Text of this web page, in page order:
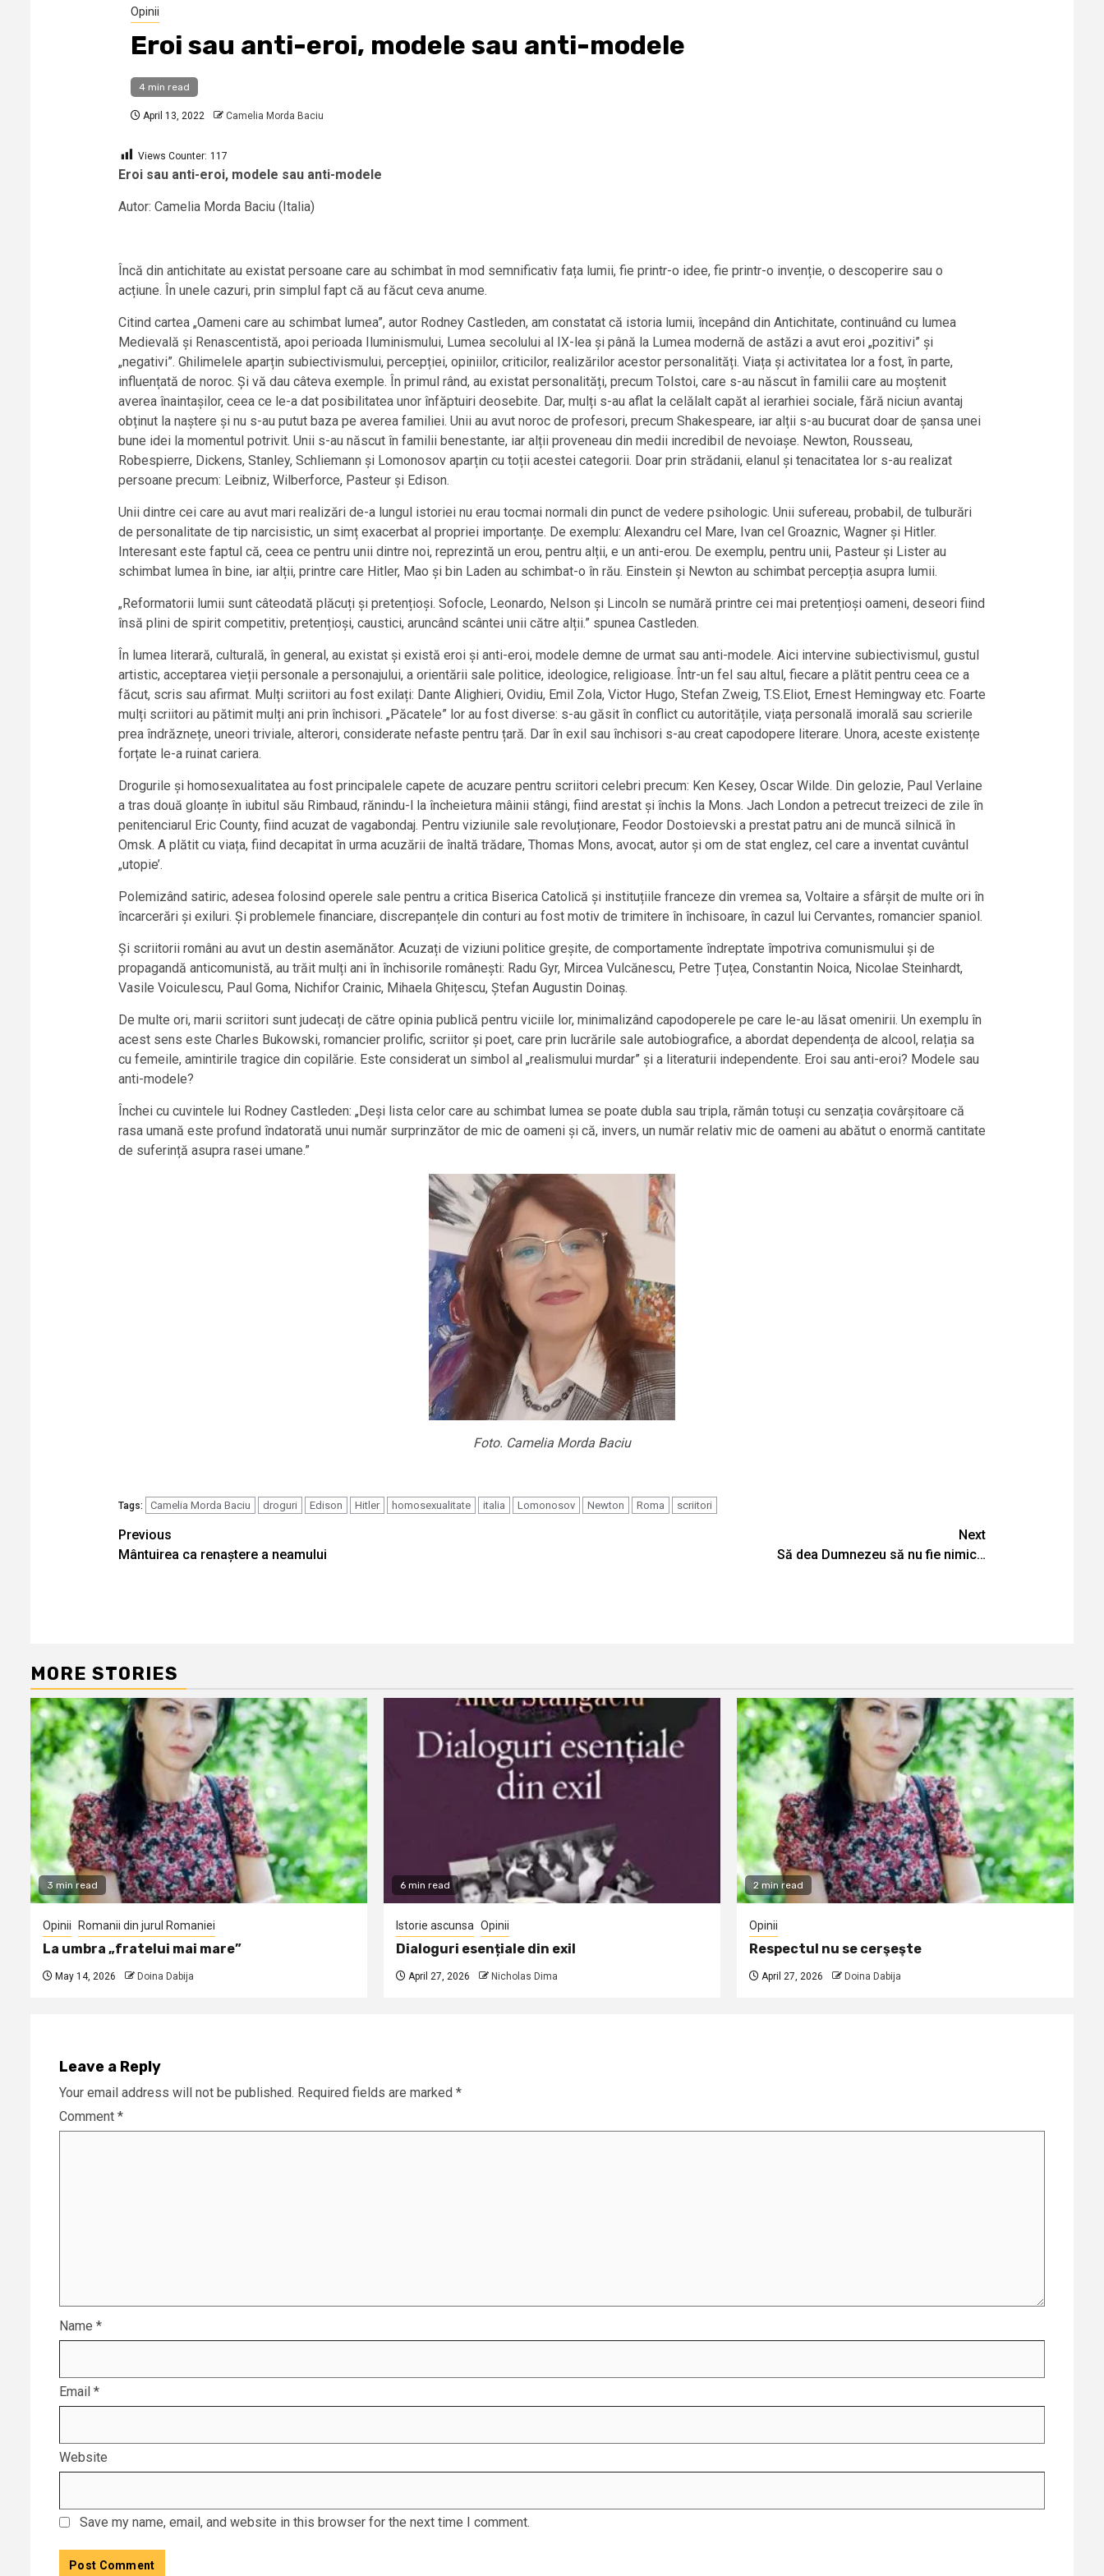
Opinii
Eroi sau anti-eroi, modele sau anti-modele
4 min read
April 13, 2022 Camelia Morda Baciu
Views Counter: 117
Eroi sau anti-eroi, modele sau anti-modele
Autor: Camelia Morda Baciu (Italia)
Încă din antichitate au existat persoane care au schimbat în mod semnificativ fața lumii, fie printr-o idee, fie printr-o invenție, o descoperire sau o
acțiune. În unele cazuri, prin simplul fapt că au făcut ceva anume.
Citind cartea „Oameni care au schimbat lumea”, autor Rodney Castleden, am constatat că istoria lumii, începând din Antichitate, continuând cu lumea
Medievală și Renascentistă, apoi perioada Iluminismului, Lumea secolului al IX-lea și până la Lumea modernă de astăzi a avut eroi „pozitivi” și
„negativi”. Ghilimelele aparțin subiectivismului, percepției, opiniilor, criticilor, realizărilor acestor personalități. Viața și activitatea lor a fost, în parte,
influențată de noroc. Și vă dau câteva exemple. În primul rând, au existat personalități, precum Tolstoi, care s-au născut în familii care au moștenit
averea înaintașilor, ceea ce le-a dat posibilitatea unor înfăptuiri deosebite. Dar, mulți s-au aflat la celălalt capăt al ierarhiei sociale, fără niciun avantaj
obținut la naștere și nu s-au putut baza pe averea familiei. Unii au avut noroc de profesori, precum Shakespeare, iar alții s-au bucurat doar de șansa unei
bune idei la momentul potrivit. Unii s-au născut în familii benestante, iar alții proveneau din medii incredibil de nevoiașe. Newton, Rousseau,
Robespierre, Dickens, Stanley, Schliemann și Lomonosov aparțin cu toții acestei categorii. Doar prin strădanii, elanul și tenacitatea lor s-au realizat
persoane precum: Leibniz, Wilberforce, Pasteur și Edison.
Unii dintre cei care au avut mari realizări de-a lungul istoriei nu erau tocmai normali din punct de vedere psihologic. Unii sufereau, probabil, de tulburări
de personalitate de tip narcisistic, un simț exacerbat al propriei importanțe. De exemplu: Alexandru cel Mare, Ivan cel Groaznic, Wagner și Hitler.
Interesant este faptul că, ceea ce pentru unii dintre noi, reprezintă un erou, pentru alții, e un anti-erou. De exemplu, pentru unii, Pasteur și Lister au
schimbat lumea în bine, iar alții, printre care Hitler, Mao și bin Laden au schimbat-o în rău. Einstein și Newton au schimbat percepția asupra lumii.
„Reformatorii lumii sunt câteodată plăcuți și pretențioși. Sofocle, Leonardo, Nelson și Lincoln se numără printre cei mai pretențioși oameni, deseori fiind
însă plini de spirit competitiv, pretențioși, caustici, aruncând scântei unii către alții.” spunea Castleden.
În lumea literară, culturală, în general, au existat și există eroi și anti-eroi, modele demne de urmat sau anti-modele. Aici intervine subiectivismul, gustul
artistic, acceptarea vieții personale a personajului, a orientării sale politice, ideologice, religioase. Într-un fel sau altul, fiecare a plătit pentru ceea ce a
făcut, scris sau afirmat. Mulți scriitori au fost exilați: Dante Alighieri, Ovidiu, Emil Zola, Victor Hugo, Stefan Zweig, T.S.Eliot, Ernest Hemingway etc. Foarte
mulți scriitori au pătimit mulți ani prin închisori. „Păcatele” lor au fost diverse: s-au găsit în conflict cu autoritățile, viața personală imorală sau scrierile
prea îndrăznețe, uneori triviale, alterori, considerate nefaste pentru țară. Dar în exil sau închisori s-au creat capodopere literare. Unora, aceste existențe
forțate le-a ruinat cariera.
Drogurile și homosexualitatea au fost principalele capete de acuzare pentru scriitori celebri precum: Ken Kesey, Oscar Wilde. Din gelozie, Paul Verlaine
a tras două gloanțe în iubitul său Rimbaud, rănindu-l la încheietura mâinii stângi, fiind arestat și închis la Mons. Jach London a petrecut treizeci de zile în
penitenciarul Eric County, fiind acuzat de vagabondaj. Pentru viziunile sale revoluționare, Feodor Dostoievski a prestat patru ani de muncă silnică în
Omsk. A plătit cu viața, fiind decapitat în urma acuzării de înaltă trădare, Thomas Mons, avocat, autor și om de stat englez, cel care a inventat cuvântul
„utopie’.
Polemizând satiric, adesea folosind operele sale pentru a critica Biserica Catolică și instituțiile franceze din vremea sa, Voltaire a sfârșit de multe ori în
încarcerări și exiluri. Și problemele financiare, discrepanțele din conturi au fost motiv de trimitere în închisoare, în cazul lui Cervantes, romancier spaniol.
Și scriitorii români au avut un destin asemănător. Acuzați de viziuni politice greșite, de comportamente îndreptate împotriva comunismului și de
propagandă anticomunistă, au trăit mulți ani în închisorile românești: Radu Gyr, Mircea Vulcănescu, Petre Țuțea, Constantin Noica, Nicolae Steinhardt,
Vasile Voiculescu, Paul Goma, Nichifor Crainic, Mihaela Ghițescu, Ștefan Augustin Doinaș.
De multe ori, marii scriitori sunt judecați de către opinia publică pentru viciile lor, minimalizând capodoperele pe care le-au lăsat omenirii. Un exemplu în
acest sens este Charles Bukowski, romancier prolific, scriitor și poet, care prin lucrările sale autobiografice, a abordat dependența de alcool, relația sa
cu femeile, amintirile tragice din copilărie. Este considerat un simbol al „realismului murdar” și a literaturii independente. Eroi sau anti-eroi? Modele sau
anti-modele?
Închei cu cuvintele lui Rodney Castleden: „Deși lista celor care au schimbat lumea se poate dubla sau tripla, rămân totuși cu senzația covârșitoare că
rasa umană este profund îndatorată unui număr surprinzător de mic de oameni și că, invers, un număr relativ mic de oameni au abătut o enormă cantitate
de suferință asupra rasei umane.”
Foto. Camelia Morda Baciu
Tags: Camelia Morda Baciu droguri Edison Hitler homosexualitate italia Lomonosov Newton Roma scriitori
Continue
Reading
Previous
Mântuirea ca renaștere a neamului
Next
Să dea Dumnezeu să nu fie nimic…
MORE STORIES
3 min read
Opinii Romanii din jurul Romaniei
La umbra „fratelui mai mare”
May 14, 2026 Doina Dabija
6 min read
Istorie ascunsa Opinii
Dialoguri esențiale din exil
April 27, 2026 Nicholas Dima
2 min read
Opinii
Respectul nu se cerşeşte
April 27, 2026 Doina Dabija
Leave a Reply
Your email address will not be published. Required fields are marked *
Comment *
Name *
Email *
Website
Save my name, email, and website in this browser for the next time I comment.